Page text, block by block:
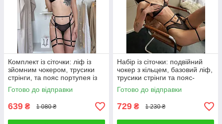
Комплект із сіточки: ліф із
зйомним чокером, трусики
стрінги, та пояс портупея із
подвійними гартерами
Готово до відправки
639 ₴ 1 080 ₴
Набір із сіточки: подвійний
чокер з кільцем, базовий ліф,
трусики стрінги та пояс-
портупея із зйомними
гартерами
Готово до відправки
729 ₴ 1 230 ₴